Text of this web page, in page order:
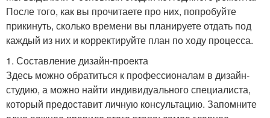
После того, как вы прочитаете про них, попробуйте
прикинуть, сколько времени вы планируете отдать под
каждый из них и корректируйте план по ходу процесса.
1. Составление дизайн-проекта
Здесь можно обратиться к профессионалам в дизайн-
студию, а можно найти индивидуального специалиста,
который предоставит личную консультацию. Запомните